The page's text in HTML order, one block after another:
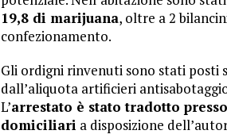
19,8 di marijuana, oltre a 2
confezionamento.
Gli ordigni rinvenuti sono stati posti
dall’aliquota artificieri
L’arrestato è stato tradotto
domiciliari a disposizione